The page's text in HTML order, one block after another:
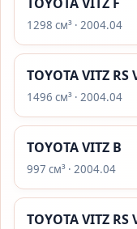
1298 см³ · 2004.04
TOYOTA VITZ RS
1496 см³ · 2004.04
TOYOTA VITZ B
997 см³ · 2004.04
TOYOTA VITZ RS